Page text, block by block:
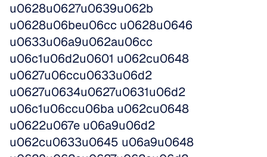
u0628u0627u0639u062b
u0628u06beu06cc u0628u0646
u0633u06a9u062au06cc
u06c1u06d2u0601 u062cu0648
u0627u06ccu0633u06d2
u0627u0634u0627u0631u06d2
u06c1u06ccu06ba u062cu0648
u0622u067e u06a9u06d2
u062cu0633u0645 u06a9u0648